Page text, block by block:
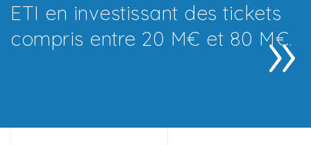
ETI en investissant des tickets
compris entre 20 M€ et 80 M€.